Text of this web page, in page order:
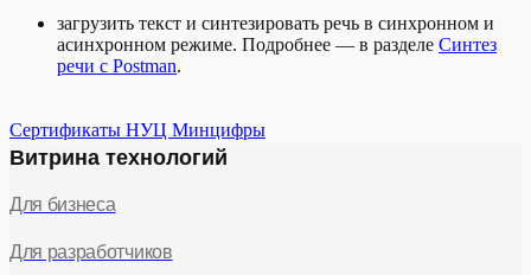
загрузить текст и синтезировать речь в синхронном и
асинхронном режиме. Подробнее — в разделе Синтез
речи с Postman.
Сертификаты НУЦ Минцифры
Витрина технологий
Для бизнеса
Для разработчиков